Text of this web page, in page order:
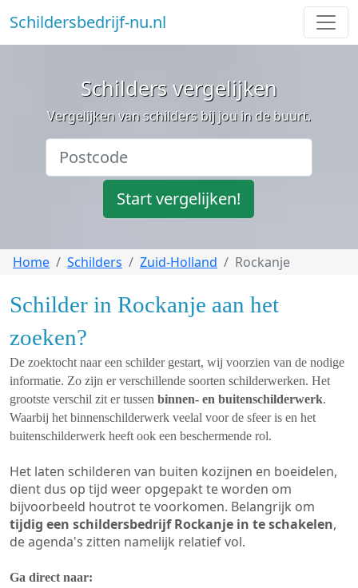
Schildersbedrijf-nu.nl
Schilders vergelijken
Vergelijken van schilders bij jou in de buurt.
Start vergelijken!
Home Schilders Zuid-Holland Rockanje
Schilder in Rockanje aan het
zoeken?
De zoektocht naar een schilder gestart, wij voorzien van de nodige
informatie. Zo zijn er verschillende soorten schilderwerken. Het
grootste verschil zit er tussen binnen- en buitenschilderwerk.
Waarbij het binnenschilderwerk veelal voor de sfeer is en het
buitenschilderwerk heeft ook een beschermende rol.
Het laten schilderen van buiten kozijnen en boeidelen,
dient dus op tijd weer opgepakt te worden om
bijvoorbeeld houtrot te voorkomen. Belangrijk om
tijdig een schildersbedrijf Rockanje in te schakelen,
de agenda's zitten namelijk relatief vol.
Ga direct naar: